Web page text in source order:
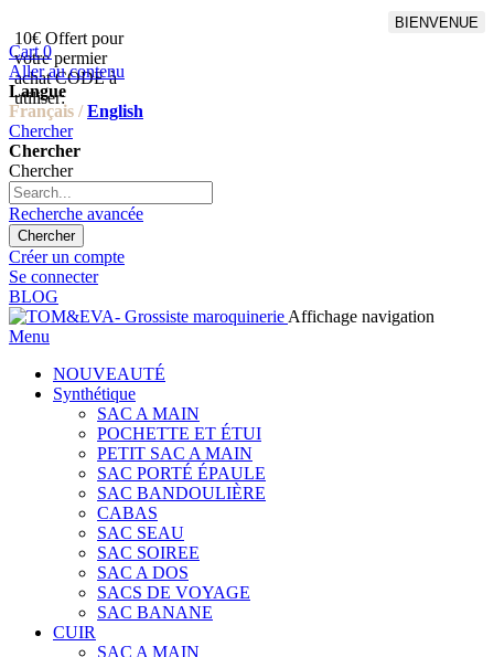
10€ Offert pour
votre permier
achat CODE à
utiliser:
BIENVENUE
Cart 0
Aller au contenu
Langue
Français / English
Chercher
Chercher
Chercher
Recherche avancée
Chercher
Créer un compte
Se connecter
BLOG
Affichage navigation
Menu
NOUVEAUTÉ
Synthétique
SAC A MAIN
POCHETTE ET ÉTUI
PETIT SAC A MAIN
SAC PORTÉ ÉPAULE
SAC BANDOULIÈRE
CABAS
SAC SEAU
SAC SOIREE
SAC A DOS
SACS DE VOYAGE
SAC BANANE
CUIR
SAC A MAIN